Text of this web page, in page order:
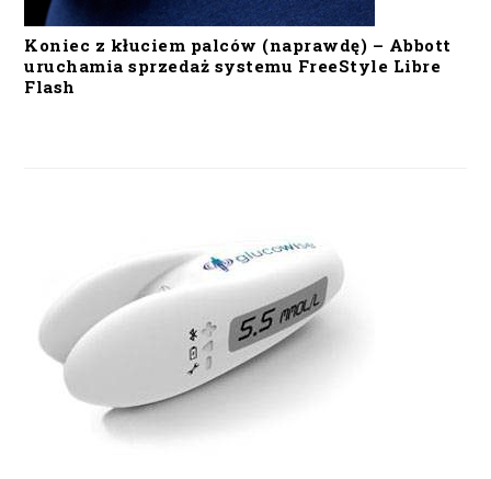
Koniec z kłuciem palców (naprawdę) – Abbott
uruchamia sprzedaż systemu FreeStyle Libre
Flash